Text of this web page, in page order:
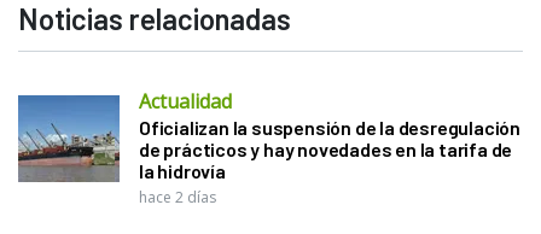
Noticias relacionadas
Actualidad
Oficializan la suspensión de la desregulación
de prácticos y hay novedades en la tarifa de
la hidrovía
hace 2 días